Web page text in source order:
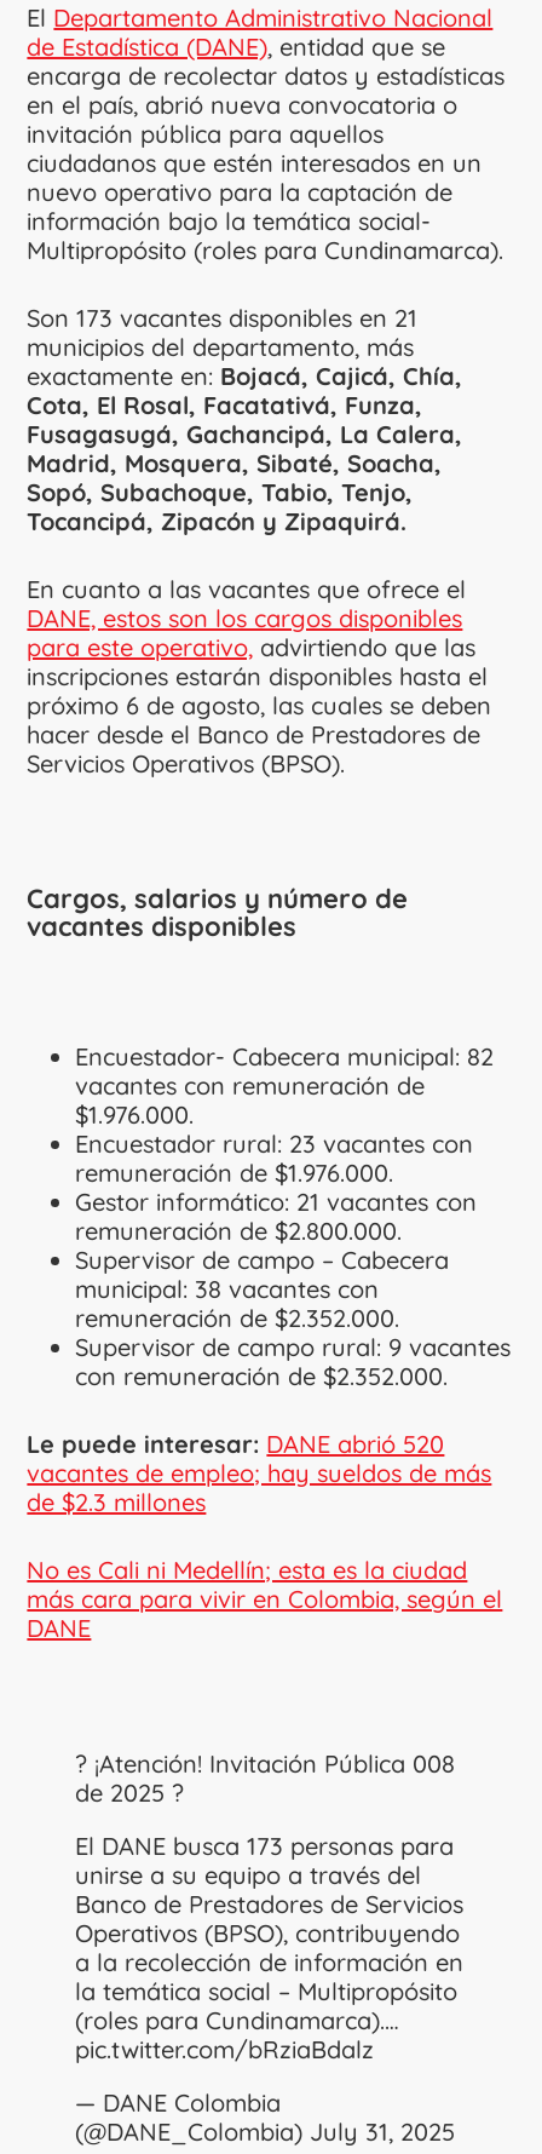
El Departamento Administrativo Nacional
de Estadística (DANE), entidad que se
encarga de recolectar datos y estadísticas
en el país, abrió nueva convocatoria o
invitación pública para aquellos
ciudadanos que estén interesados en un
nuevo operativo para la captación de
información bajo la temática social-
Multipropósito (roles para Cundinamarca).
Son 173 vacantes disponibles en 21
municipios del departamento, más
exactamente en: Bojacá, Cajicá, Chía,
Cota, El Rosal, Facatativá, Funza,
Fusagasugá, Gachancipá, La Calera,
Madrid, Mosquera, Sibaté, Soacha,
Sopó, Subachoque, Tabio, Tenjo,
Tocancipá, Zipacón y Zipaquirá.
En cuanto a las vacantes que ofrece el
DANE, estos son los cargos disponibles
para este operativo, advirtiendo que las
inscripciones estarán disponibles hasta el
próximo 6 de agosto, las cuales se deben
hacer desde el Banco de Prestadores de
Servicios Operativos (BPSO).
Cargos, salarios y número de
vacantes disponibles
Encuestador- Cabecera municipal: 82
vacantes con remuneración de
$1.976.000.
Encuestador rural: 23 vacantes con
remuneración de $1.976.000.
Gestor informático: 21 vacantes con
remuneración de $2.800.000.
Supervisor de campo – Cabecera
municipal: 38 vacantes con
remuneración de $2.352.000.
Supervisor de campo rural: 9 vacantes
con remuneración de $2.352.000.
Le puede interesar: DANE abrió 520
vacantes de empleo; hay sueldos de más
de $2.3 millones
No es Cali ni Medellín; esta es la ciudad
más cara para vivir en Colombia, según el
DANE
? ¡Atención! Invitación Pública 008
de 2025 ?
El DANE busca 173 personas para
unirse a su equipo a través del
Banco de Prestadores de Servicios
Operativos (BPSO), contribuyendo
a la recolección de información en
la temática social – Multipropósito
(roles para Cundinamarca).…
pic.twitter.com/bRziaBdalz
— DANE Colombia
(@DANE_Colombia) July 31, 2025